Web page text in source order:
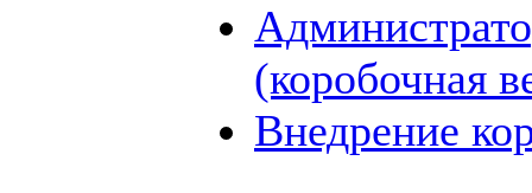
(коробочная
Внедрение